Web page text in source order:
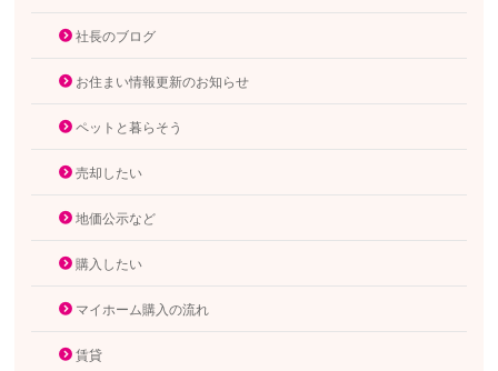
社長のブログ
お住まい情報更新のお知らせ
ペットと暮らそう
売却したい
地価公示など
購入したい
マイホーム購入の流れ
賃貸